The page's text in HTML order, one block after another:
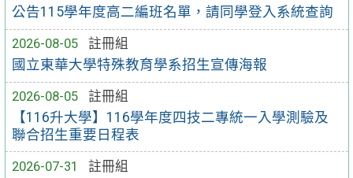
公告115學年度高二編班名單，請同學登入系統查詢
2026-08-05
註冊組
國立東華大學特殊教育學系招生宣傳海報
2026-08-05
註冊組
【116升大學】116學年度四技二專統一入學測驗及
聯合招生重要日程表
2026-07-31
註冊組